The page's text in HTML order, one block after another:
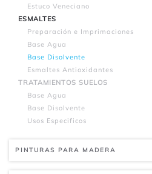
Estuco Veneciano
ESMALTES
Preparación e Imprimaciones
Base Agua
Base Disolvente
Esmaltes Antioxidantes
TRATAMIENTOS SUELOS
Base Agua
Base Disolvente
Usos Especificos
PINTURAS PARA MADERA